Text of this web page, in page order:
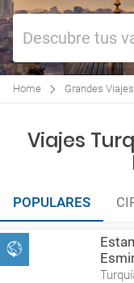
Descubre tus
Home Grandes Viajes
Viajes
POPULARES